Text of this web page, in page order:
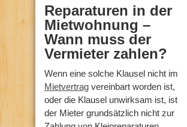
Reparaturen in der
Mietwohnung –
Wann muss der
Vermieter zahlen?
Wenn eine solche Klausel nicht im
Mietvertrag vereinbart worden ist,
oder die Klausel unwirksam ist, ist
der Mieter grundsätzlich nicht zur